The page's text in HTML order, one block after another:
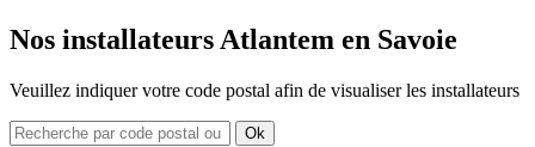
Nos installateurs Atlantem en Savoie
Veuillez indiquer votre code postal afin de visualiser les installateurs
Ok